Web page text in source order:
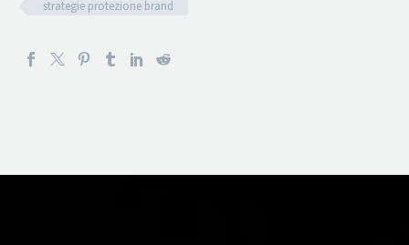
strategie protezione brand